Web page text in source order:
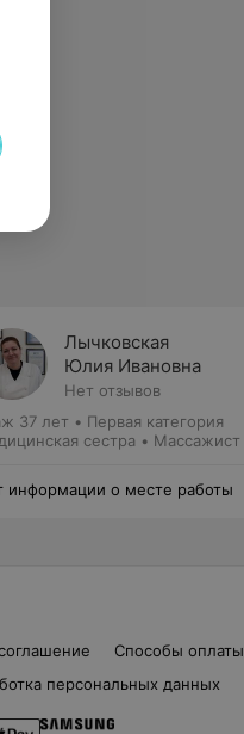
Лычковская
Юлия Ивановна
Нет отзывов
37 лет • Первая категория
сестра • Массажист
информации о месте работы
Способы оплаты
персональных данных